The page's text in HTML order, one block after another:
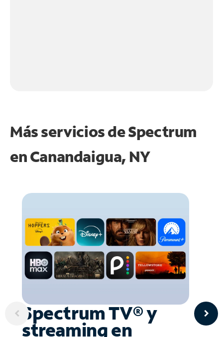
Más servicios de Spectrum
enCanandaigua, NY
Spectrum TV® y
streaming en